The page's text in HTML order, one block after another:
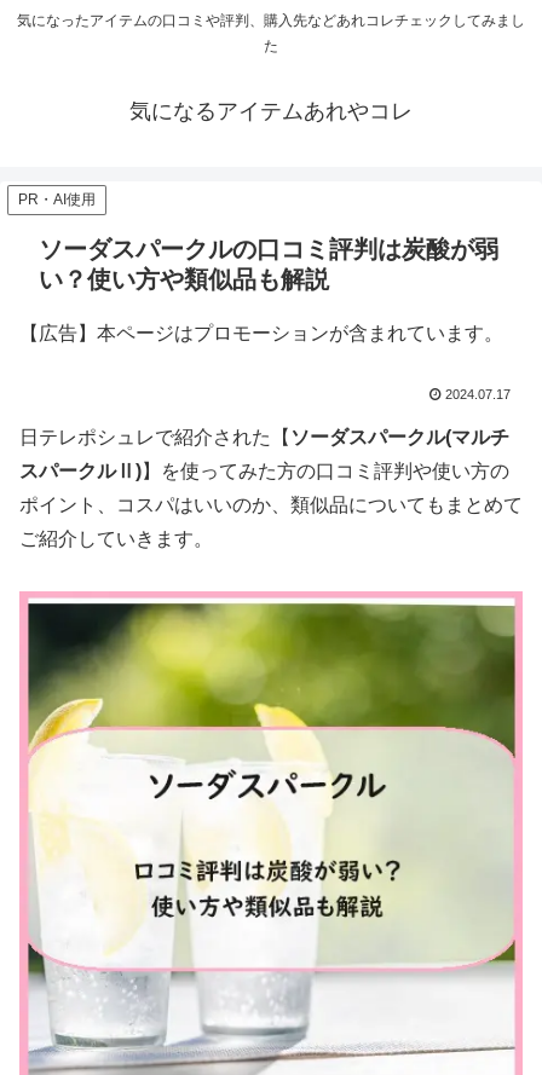
気になったアイテムの口コミや評判、購入先などあれコレチェックしてみまし
た
気になるアイテムあれやコレ
PR・AI使用
ソーダスパークルの口コミ評判は炭酸が弱
い？使い方や類似品も解説
【広告】本ページはプロモーションが含まれています。
2024.07.17
日テレポシュレで紹介された【 ソーダスパークル(マルチ
スパークルⅡ)】を使ってみた方の口コミ評判や使い方の
ポイント、コスパはいいのか、類似品についてもまとめて
ご紹介していきます。